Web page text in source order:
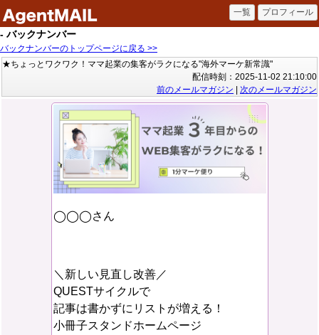
- バックナンバー
バックナンバーのトップページに戻る >>
★ちょっとワクワク！ママ起業の集客がラクになる"海外マーケ新常識"
配信時刻：2025-11-02 21:10:00
前のメールマガジン
次のメールマガジン
◯◯◯さん
＼新しい見直し改善／
QUESTサイクルで
記事は書かずにリストが増える！
小冊子スタンドホームページ